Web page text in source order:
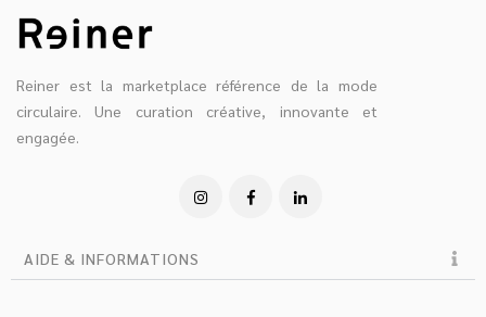
Reiner est la marketplace référence de la mode
circulaire. Une curation créative, innovante et
engagée.
AIDE & INFORMATIONS